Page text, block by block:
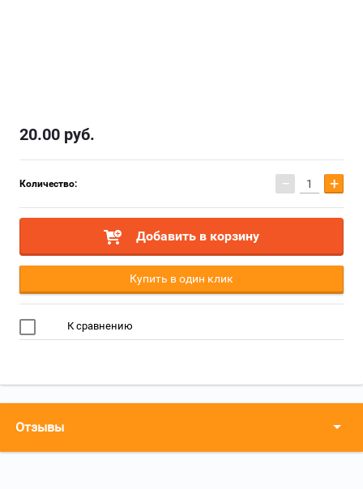
20.00 руб.
Количество: − +
Добавить в корзину
Купить в один клик
К сравнению
Отзывы